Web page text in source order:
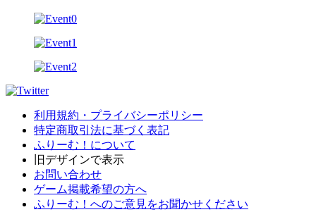
利用規約・プライバシーポリシー
特定商取引法に基づく表記
ふりーむ！について
旧デザインで表示
お問い合わせ
ゲーム掲載希望の方へ
ふりーむ！へのご意見をお聞かせください